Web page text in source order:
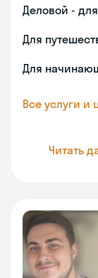
Деловой -
Для
Для
Все услуги и
Читать